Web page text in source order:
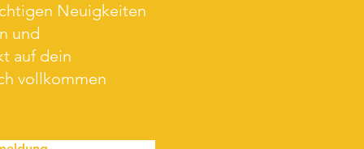
Neuigkeiten
und
auf dein
vollkommen